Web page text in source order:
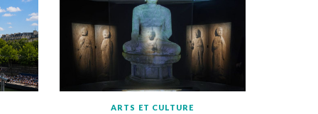
ARTS ET CULTURE